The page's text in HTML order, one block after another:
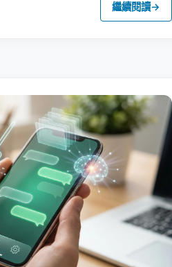
繼續閱讀→